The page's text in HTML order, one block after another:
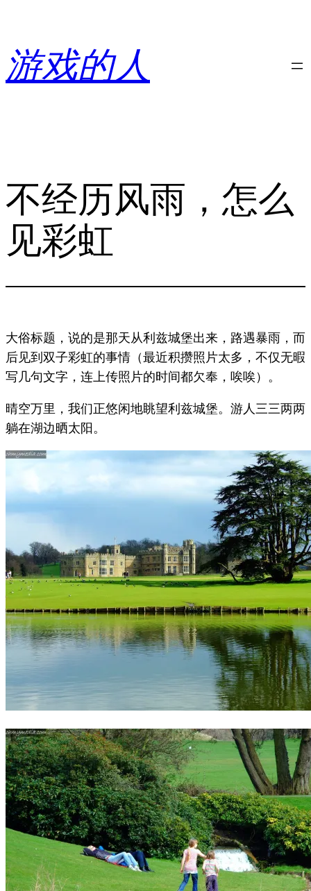
内
容
游戏的人
不经历风雨，怎么
见彩虹
大俗标题，说的是那天从利兹城堡出来，路遇暴雨，而
后见到双子彩虹的事情（最近积攒照片太多，不仅无暇
写几句文字，连上传照片的时间都欠奉，唉唉）。
晴空万里，我们正悠闲地眺望利兹城堡。游人三三两两
躺在湖边晒太阳。